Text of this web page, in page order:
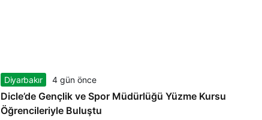
Diyarbakır 4 gün önce
Dicle’de Gençlik ve Spor Müdürlüğü Yüzme Kursu
Öğrencileriyle Buluştu